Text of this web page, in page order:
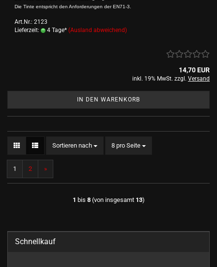
Die Tinte entspricht den Anforderungen der EN71-3.
Art.Nr.: 2123
Lieferzeit:
4 Tage* (Ausland abweichend)
14,70 EUR
inkl. 19% MwSt. zzgl. Versand
IN DEN WARENKORB
Sortieren nach
Sortieren nach 8 pro Seite
pro Seite
1 2 »
1 bis 8(von insgesamt 13)
Schnellkauf